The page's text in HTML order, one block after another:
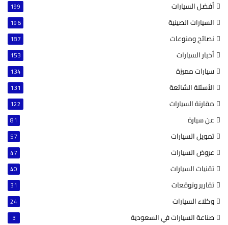
أفضل السيارات 199
السيارات الصينية 196
نصائح ومنوعات 187
أخبار السيارات 153
سيارات مميزة 134
الأسئلة الشائعة 131
مقارنة السيارات 122
عن سيارة 81
تمويل السيارات 57
عروض السيارات 47
تقنيات السيارات 40
تقارير وتوقعات 31
وكلاء السيارات 24
صناعة السيارات في السعودية 3